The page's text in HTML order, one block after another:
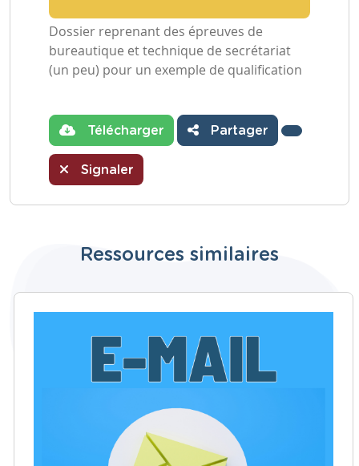
Dossier reprenant des épreuves de
bureautique et technique de secrétariat
(un peu) pour un exemple de qualification
Télécharger Partager
Signaler
Ressources similaires